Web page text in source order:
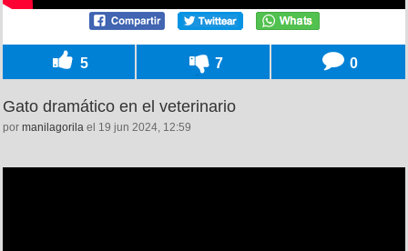
5 7 0
Gato dramático en el veterinario
por manilagorila el 19 jun 2024, 12:59